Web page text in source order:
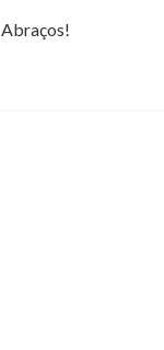
Abraços!